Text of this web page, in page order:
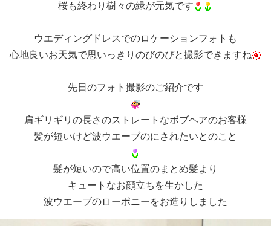
桜も終わり樹々の緑が元気です
ウエディングドレスでのロケーションフォトも
心地良いお天気で思いっきりのびのびと撮影できますね
先日のフォト撮影のご紹介です
肩ギリギリの長さのストレートなボブヘアのお客様
髪が短いけど波ウエーブのにされたいとのこと
髪が短いので高い位置のまとめ髪より
キュートなお顔立ちを生かした
波ウエーブのローポニーをお造りしました